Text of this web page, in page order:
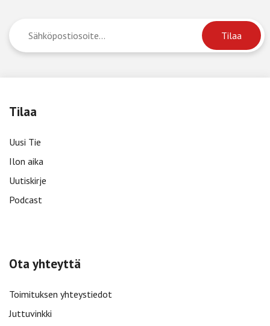
Tilaa
Uusi Tie
Ilon aika
Uutiskirje
Podcast
Ota yhteyttä
Toimituksen yhteystiedot
Juttuvinkki